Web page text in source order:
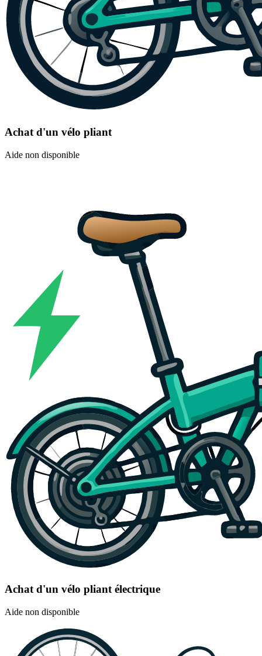
Achat d'un vélo pliant
Aide non disponible
Achat d'un vélo pliant électrique
Aide non disponible